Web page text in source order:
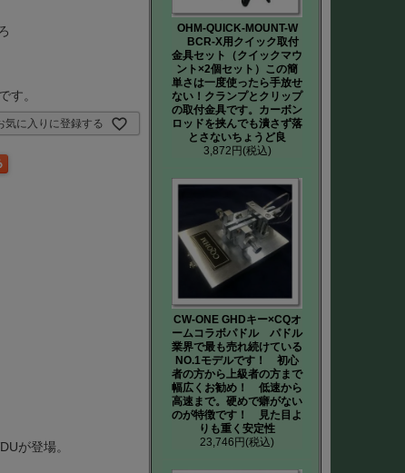
す。
気に入りに登録する
が登場。
OHM-QUICK-MOUNT-W
BCR-X用クイック取付
金具セット（クイックマウ
ント×2個セット）この簡
単さは一度使ったら手放せ
ない！クランプとクリップ
の取付金具です。カーボン
ロッドを挟んでも潰さず落
とさないちょうど良
3,872円(税込)
CW-ONE GHDキー×CQオ
ームコラボパドル パドル
業界で最も売れ続けている
NO.1モデルです！ 初心
者の方から上級者の方まで
幅広くお勧め！ 低速から
高速まで。硬めで癖がない
のが特徴です！ 見た目よ
りも重く安定性
23,746円(税込)